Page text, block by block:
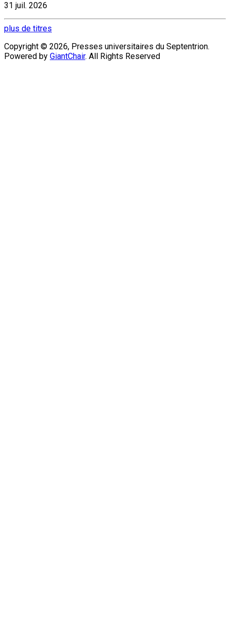
31 juil. 2026
plus de titres
Copyright © 2026, Presses universitaires du Septentrion.
Powered by GiantChair. All Rights Reserved